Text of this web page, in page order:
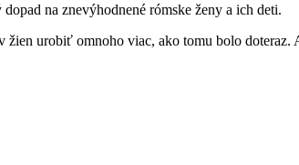
na znevýhodnené rómske ženy a ich deti.
urobiť omnoho viac, ako tomu bolo doteraz.